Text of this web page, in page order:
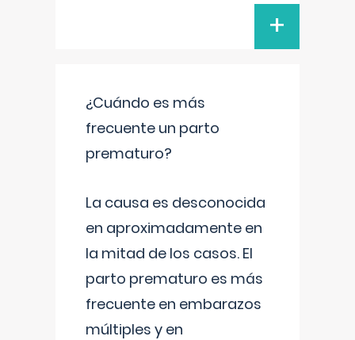
+
¿Cuándo es más
frecuente un parto
prematuro?
La causa es desconocida
en aproximadamente en
la mitad de los casos. El
parto prematuro es más
frecuente en embarazos
múltiples y en